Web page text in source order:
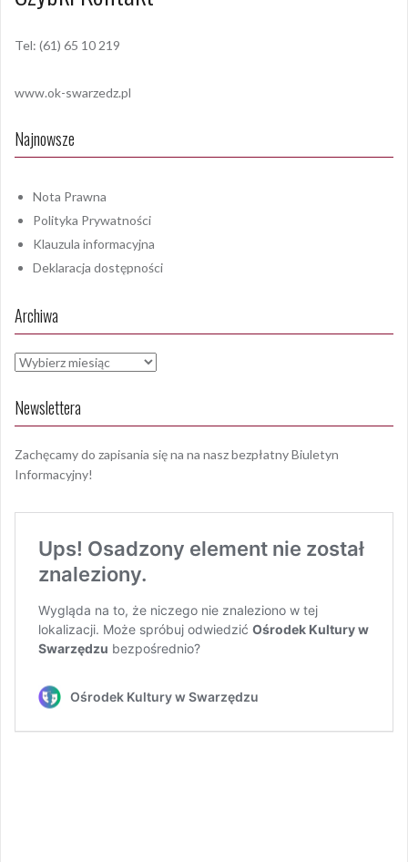
Tel: (61) 65 10 219
www.ok-swarzedz.pl
Najnowsze
Nota Prawna
Polityka Prywatności
Klauzula informacyjna
Deklaracja dostępności
Archiwa
Archiwa
Newslettera
Zachęcamy do zapisania się na na nasz bezpłatny Biuletyn
Informacyjny!